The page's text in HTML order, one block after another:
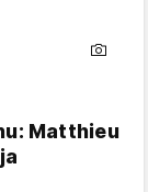
Matthieu